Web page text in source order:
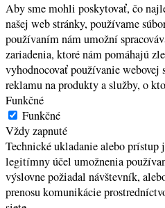
Aby sme mohli poskytovať, čo
našej web stránky, používame
používaním nám umožní
zariadenia, ktoré nám pomáhajú
vyhodnocovať používanie webovej
reklamu na produkty a služby, o
Funkčné
Funkčné
Vždy zapnuté
Technické ukladanie alebo prístup
legitímny účel umožnenia
výslovne požiadal návštevník,
prenosu komunikácie